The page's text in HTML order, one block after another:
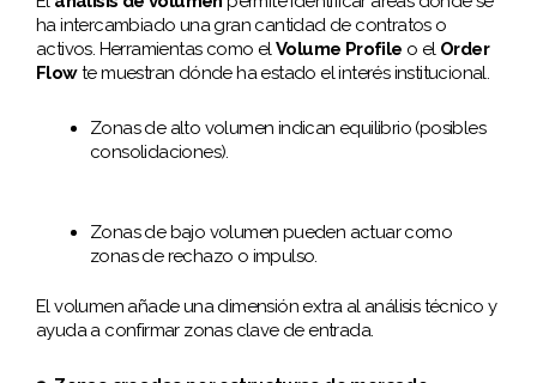
ha intercambiado una gran cantidad de contratos o
activos. Herramientas como elVolume Profile o el Order
Flowte muestran dónde ha estado el interés institucional.
Zonas de alto volumen indican equilibrio (posibles
consolidaciones).
Zonas de bajo volumen pueden actuar como
zonas de rechazo o impulso.
El volumen añade una dimensión extra al análisis técnico y
ayuda a confirmar zonas clave de entrada.